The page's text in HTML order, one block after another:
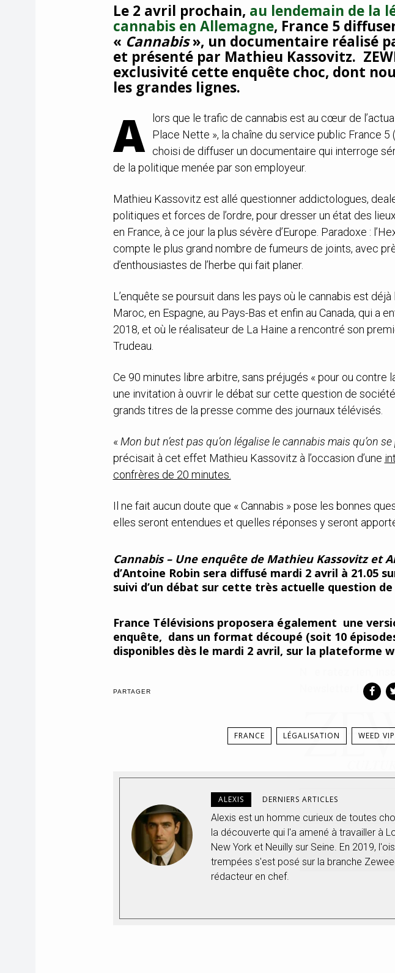
Le 2 avril prochain, au lendemain de la
cannabis en Allemagne, France 5
« Cannabis», un documentaire réalisé
et présenté par Mathieu Kassovitz.
exclusivité cette enquête choc, dont
les grandes lignes.
A
lors que le trafic de cannabis est au cœur de
Place Nette », la chaîne du service public France 5
choisi de diffuser un documentaire qui interroge
de la politique menée par son employeur.
Mathieu Kassovitz est allé questionner addictologues,
politiques et forces de l’ordre, pour dresser un état des
en France, à ce jour la plus sévère d’Europe. Paradoxe :
compte le plus grand nombre de fumeurs de joints, avec
d’enthousiastes de l’herbe qui fait planer.
L’enquête se poursuit dans les pays où le cannabis est
Maroc, en Espagne, au Pays-Bas et enfin au Canada, qui a
2018, et où le réalisateur de La Haine a rencontré son
Trudeau.
Ce 90 minutes libre arbitre, sans préjugés « pour ou contre
une invitation à ouvrir le débat sur cette question de
grands titres de la presse comme des journaux télévisés.
« Mon but n’est pas qu’on légalise le cannabis mais qu’on
précisait à cet effet Mathieu Kassovitz à l’occasion d’une
confrères de 20 minutes.
Il ne fait aucun doute que « Cannabis » pose les bonnes
elles seront entendues et quelles réponses y seront
Cannabis – Une enquête de Mathieu Kassovitz et
d’Antoine Robin sera diffusé mardi 2 avril à 21.05
suivi d’un débat sur cette très actuelle question
France Télévisions proposera également une
enquête, dans un format découpé (soit 10
disponibles dès le mardi 2 avril, sur la plateforme
Newsletter !
PARTAGER
FRANCE LÉGALISATION WEED VIP
ALEXIS DERNIERS ARTICLES
Alexis est un homme curieux de toutes
la découverte qui l'a amené à travailler à
New York et Neuilly sur Seine. En 2019,
trempées s'est posé sur la branche
rédacteur en chef.